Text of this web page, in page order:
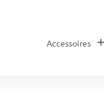
Accessoires